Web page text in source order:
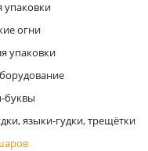
упаковки
огни
упаковки
буквы
языки-гудки, трещётки